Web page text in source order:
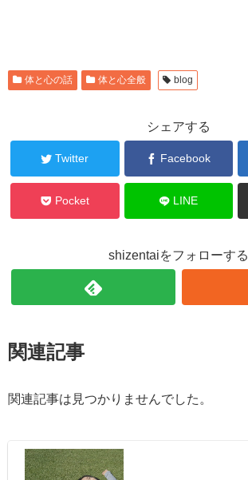
体と心の話 体と心全般 blog
シェアする
Twitter Facebook
Pocket LINE
shizentaiをフォローする
関連記事
関連記事は見つかりませんでした。